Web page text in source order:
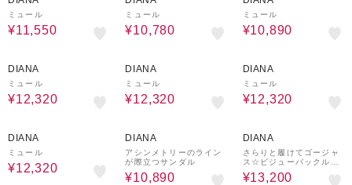
ミュール
¥11,550
ミュール
¥10,780
ミュール
¥10,890
DIANA
ミュール
¥12,320
DIANA
ミュール
¥12,320
DIANA
ミュール
¥12,320
DIANA
ミュール
¥12,320
DIANA
アシンメトリーのライン
が際立つサンダル
¥10,890
DIANA
さらりと履けてゴージャ
ス☆ビジューバックルミ
ュール
¥13,200